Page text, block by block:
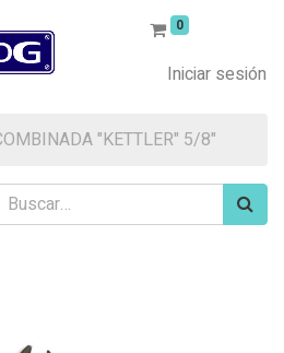
0
Iniciar sesión
"KETTLER" 5/8"